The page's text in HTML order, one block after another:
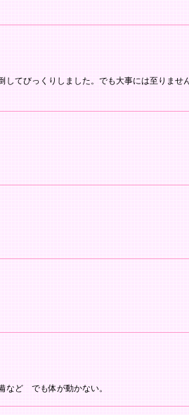
てびっくりしました。でも大事には至りませ
など でも体が動かない。